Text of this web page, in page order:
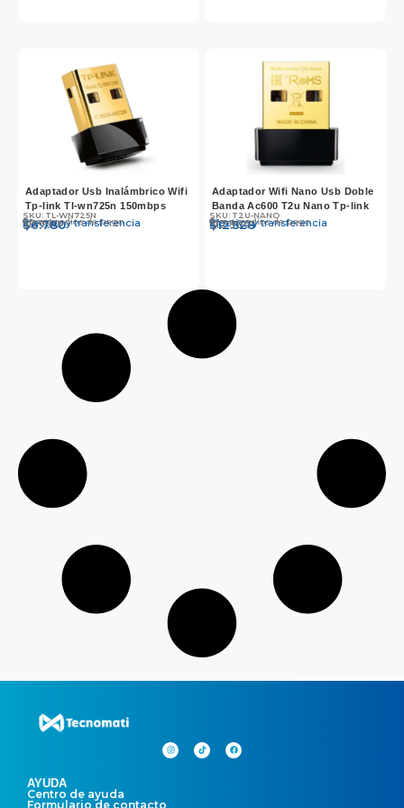
Adaptador Usb Inalámbrico Wifi
Tp-link Tl-wn725n 150mbps
SKU: TL-WN725N
$6.780
Efectivo y transferencia
$6.990
Otros medios de pago
Adaptador Wifi Nano Usb Doble
Banda Ac600 T2u Nano Tp-link
SKU: T2U-NANO
$12.528
Efectivo y transferencia
$12.990
Otros medios de pago
AYUDA
Centro de ayuda
Formulario de contacto